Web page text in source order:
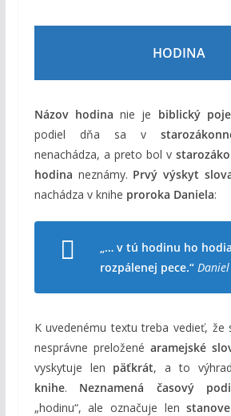
HODINA
Názov hodina nie je biblický
podiel dňa sa v
nenachádza, a preto bol v
hodina neznámy. Prvý výskyt
nachádza v knihe proroka Daniela:
„… v tú hodinu ho
rozpálenej pece.“
K uvedenému textu treba vedieť, že
nesprávne preložené aramejské
vyskytuje len päťkrát, a to
knihe. Neznamená časový
„hodinu“, ale označuje len